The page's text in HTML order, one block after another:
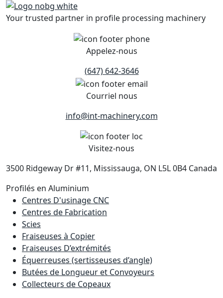
Your trusted partner in profile processing machinery
Appelez-nous
(647) 642-3646
Courriel nous
info@int-machinery.com
Visitez-nous
3500 Ridgeway Dr #11, Mississauga, ON L5L 0B4 Canada
Profilés en Aluminium
Centres D'usinage CNC
Centres de Fabrication
Scies
Fraiseuses à Copier
Fraiseuses D’extrémités
Équerreuses (sertisseuses d’angle)
Butées de Longueur et Convoyeurs
Collecteurs de Copeaux